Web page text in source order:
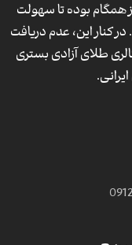
همگام بوده تا سهولت
کنار این، عدم دریافت
طلای آزادی بستری